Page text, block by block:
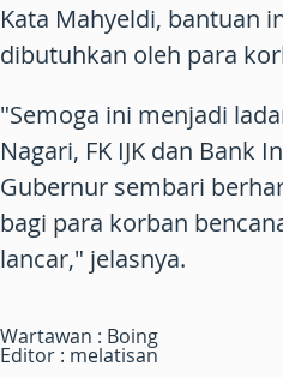
Kata Mahyeldi, bantuan
dibutuhkan oleh para
"Semoga ini menjadi
Nagari, FK IJK dan Bank
Gubernur sembari
bagi para korban
lancar," jelasnya.
Wartawan : Boing
Editor : melatisan